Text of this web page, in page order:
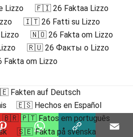
Lizzo
🇫🇮 26 Faktaa Lizzo
🇮🇹 26 Fatti su Lizzo
🇳🇴 26 Fakta om Lizzo
🇷🇺 26 Факты о Lizzo
om Lizzo
Fakten auf Deutsch
🇪🇸 Hechos en Español
🇧🇷 🇵🇹 Fatos em português
🇸🇪 Fakta på svenska